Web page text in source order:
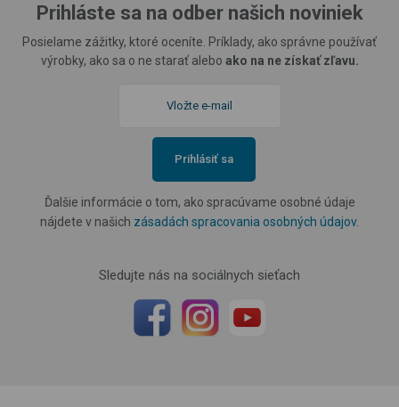
Prihláste sa na odber našich noviniek
Posielame zážitky, ktoré oceníte. Príklady, ako správne používať
výrobky, ako sa o ne starať alebo ako na ne získať zľavu.
Prihlásiť sa
Ďalšie informácie o tom, ako spracúvame osobné údaje
nájdete v našich zásadách spracovania osobných údajov.
Sledujte nás na sociálnych sieťach